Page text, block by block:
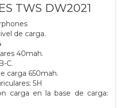
TWS DW2021
de carga.
40mah.
C.
carga 650mah.
5H
carga en la base de carga: